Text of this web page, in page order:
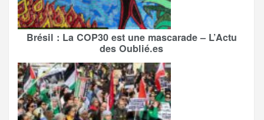
Brésil : La COP30 est une mascarade – L’Actu
des Oublié.es